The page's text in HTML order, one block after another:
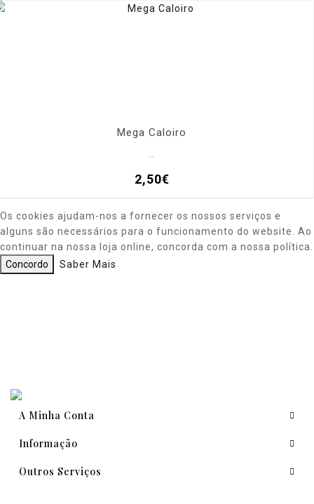
Mega Caloiro
2,50€
Os cookies ajudam-nos a fornecer os nossos serviços e
alguns são necessários para o funcionamento do website. Ao
continuar na nossa loja online, concorda com a nossa política.
Concordo
Saber Mais
A Minha Conta
Informação
Outros Serviços